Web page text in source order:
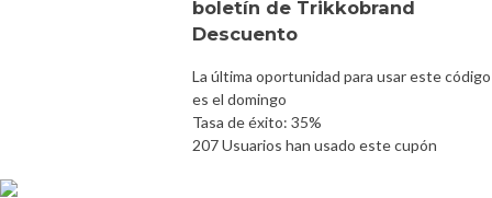
boletín de Trikkobrand
Descuento
La última oportunidad para usar este código
es el domingo
Tasa de éxito: 35%
207 Usuarios han usado este cupón